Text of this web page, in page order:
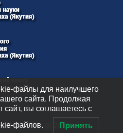
РС (Я)” @ 2026
файлы для наилучшего
сайта. Продолжая
сайт, вы соглашаетесь с
файлов. Принять